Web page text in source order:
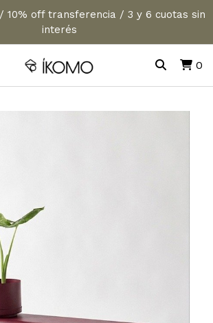
10% off transferencia / 3 y 6 cuotas sin
interés
0